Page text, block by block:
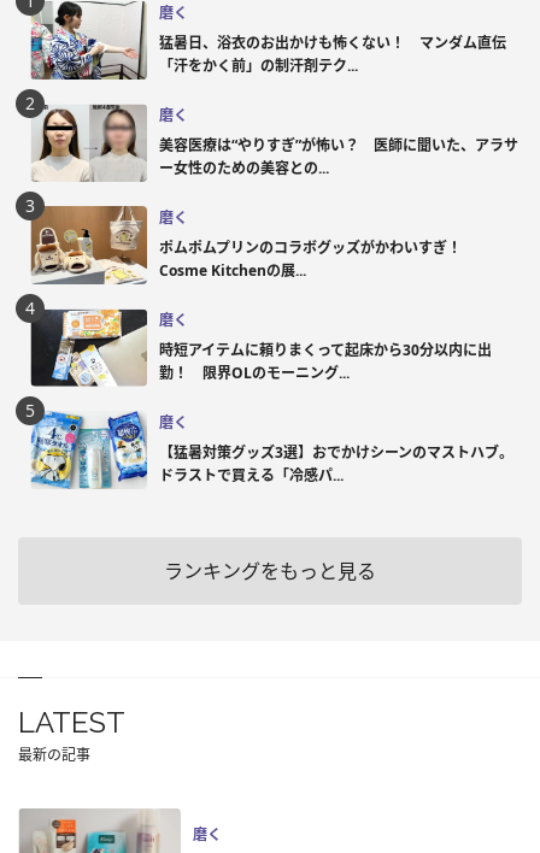
磨く
猛暑日、浴衣のお出かけも怖くない！ マンダム直伝
「汗をかく前」の制汗剤テク...
磨く
美容医療は“やりすぎ”が怖い？ 医師に聞いた、アラサ
ー女性のための美容との...
磨く
ポムポムプリンのコラボグッズがかわいすぎ！
Cosme Kitchenの展...
磨く
時短アイテムに頼りまくって起床から30分以内に出
勤！ 限界OLのモーニング...
磨く
【猛暑対策グッズ3選】おでかけシーンのマストハブ。
ドラストで買える「冷感パ...
ランキングをもっと見る
LATEST
最新の記事
磨く